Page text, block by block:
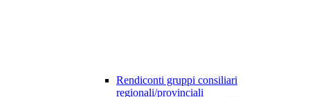
Rendiconti gruppi consiliari
regionali/provinciali